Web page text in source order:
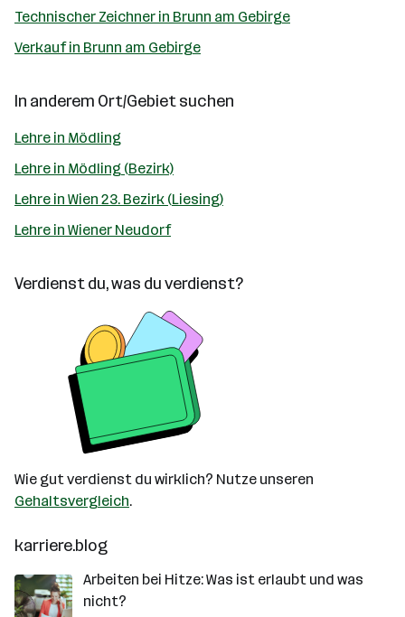
Technischer Zeichner in Brunn am Gebirge
Verkauf in Brunn am Gebirge
In anderem Ort/Gebiet suchen
Lehre in Mödling
Lehre in Mödling (Bezirk)
Lehre in Wien 23. Bezirk (Liesing)
Lehre in Wiener Neudorf
Verdienst du, was du verdienst?
Wie gut verdienst du wirklich? Nutze unseren
Gehaltsvergleich.
karriere.blog
Arbeiten bei Hitze: Was ist erlaubt und was
nicht?